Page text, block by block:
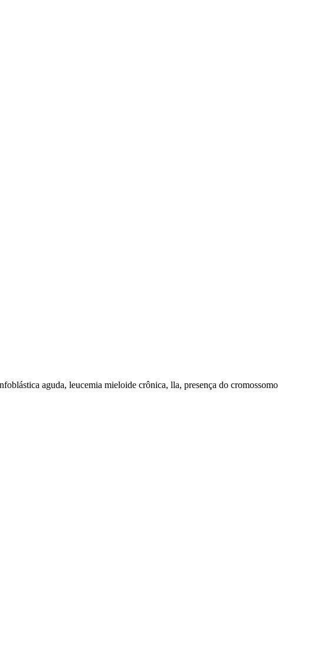
aguda, leucemia mieloide crônica, lla, presença do cromossomo